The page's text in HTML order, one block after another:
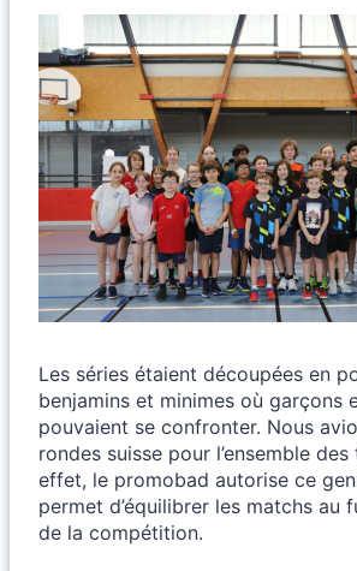
Les séries étaient découpées en
benjamins et minimes où garçons
pouvaient se confronter. Nous
rondes suisse pour l’ensemble
effet, le promobad autorise ce
permet d’équilibrer les matchs au
de la compétition.